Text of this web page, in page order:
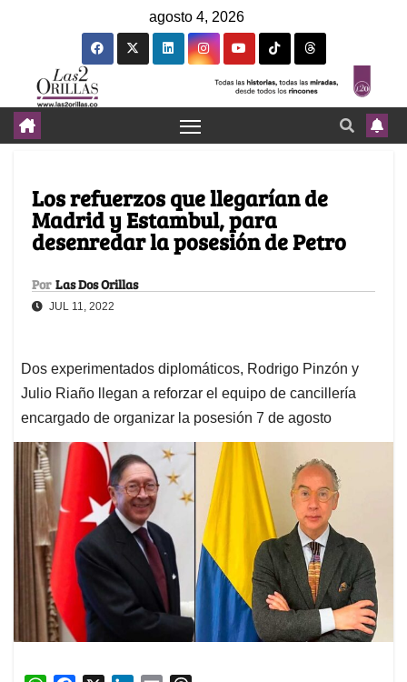
agosto 4, 2026
Los refuerzos que llegarían de
Madrid y Estambul, para
desenredar la posesión de Petro
Por Las Dos Orillas
JUL 11, 2022
Dos experimentados diplomáticos, Rodrigo Pinzón y
Julio Riaño llegan a reforzar el equipo de cancillería
encargado de organizar la posesión 7 de agosto